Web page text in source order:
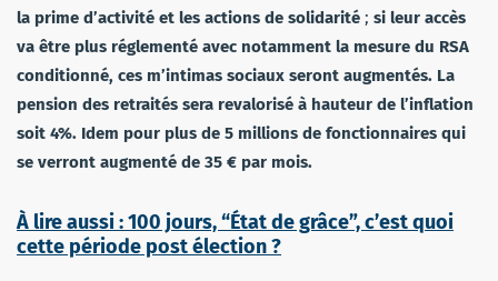
la prime d’activité et les actions de solidarité ; si leur accès
va être plus réglementé avec notamment la mesure du RSA
conditionné, ces m’intimas sociaux seront augmentés. La
pension des retraités sera revalorisé à hauteur de l’inflation
soit 4%. Idem pour plus de 5 millions de fonctionnaires qui
se verront augmenté de 35 € par mois.
À lire aussi : 100 jours, “État de grâce”, c’est quoi
cette période post élection ?